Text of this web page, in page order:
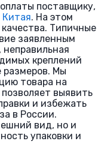
поставщику,
Китая. На этом
Типичные
заявленным
креплений
размеров. Мы
товара на
выявить
и избежать
в России.
вид, но и
упаковки и